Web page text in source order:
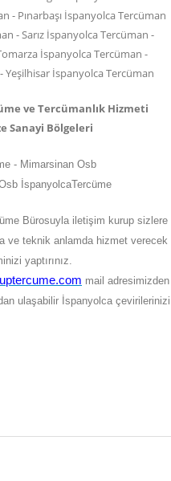
- Pınarbaşı İspanyolca Tercüman
- Sarız İspanyolca Tercüman -
İspanyolca Tercüman -
Yeşilhisar İspanyolca Tercüman
ve Tercümanlık Hizmeti
Sanayi Bölgeleri
- Mimarsinan Osb
İspanyolcaTercüme
Bürosuyla iletişim kurup sizlere
ve teknik anlamda hizmet verecek
yaptırınız.
mail adresimizden
ulaşabilir İspanyolca çevirilerinizi